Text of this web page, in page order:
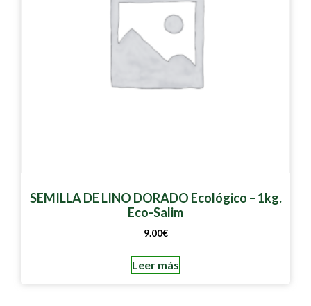
SEMILLA DE LINO DORADO Ecológico – 1kg.
Eco-Salim
9.00€
Leer más